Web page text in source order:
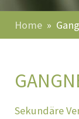
Home
Sekundäre